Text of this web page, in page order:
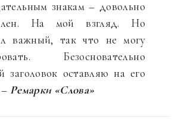
знакам – довольно
На мой взгляд. Но
важный, так что не могу
Безосновательно
заголовок оставляю на его
Ремарки «Слова»